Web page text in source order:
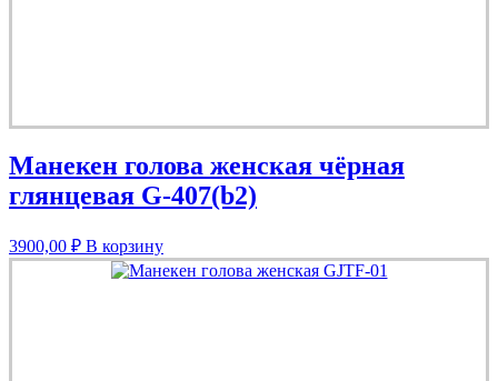
Манекен голова женская чёрная
глянцевая G-407(b2)
3900,00 ₽ В корзину